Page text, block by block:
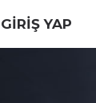
GIRIŞ YAP